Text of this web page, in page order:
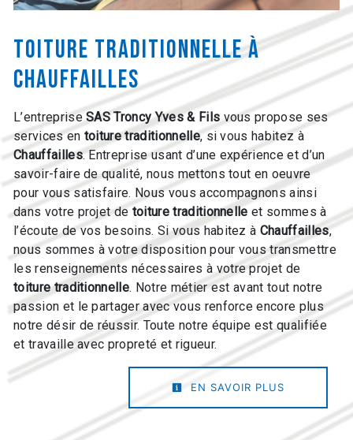
toiture traditionnelle à
Chauffailles
L’entrepriseSAS Troncy Yves & Fils vous propose ses
services en toiture traditionnelle, si vous habitez à
Chauffailles. Entreprise usant d’une expérience et d’un
savoir-faire de qualité, nous mettons tout en oeuvre
pour vous satisfaire. Nous vous accompagnons ainsi
dans votre projet de toiture traditionnelle et sommes à
l’écoute de vos besoins. Si vous habitez à Chauffailles,
nous sommes à votre disposition pour vous transmettre
les renseignements nécessaires à votre projet de
toiture traditionnelle. Notre métier est avant tout notre
passion et le partager avec vous renforce encore plus
notre désir de réussir. Toute notre équipe est qualifiée
et travaille avec propreté et rigueur.
EN SAVOIR PLUS